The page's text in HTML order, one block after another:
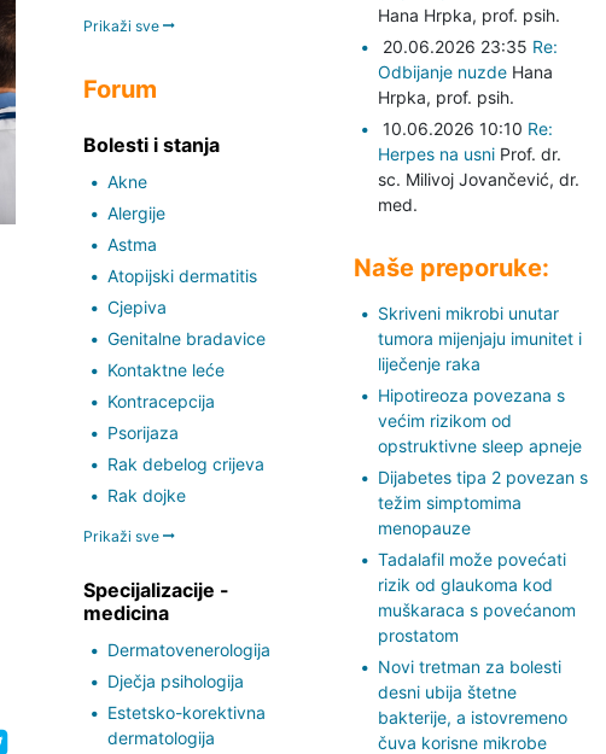
Prikaži sve
Forum
Bolesti i stanja
Akne
Alergije
Astma
Atopijski dermatitis
Cjepiva
Genitalne bradavice
Kontaktne leće
Kontracepcija
Psorijaza
Rak debelog crijeva
Rak dojke
Prikaži sve
Specijalizacije -
medicina
Dermatovenerologija
Dječja psihologija
Estetsko-korektivna
dermatologija
Hana Hrpka, prof. psih.
20.06.2026 23:35 Re:
Odbijanje nuzde Hana
Hrpka, prof. psih.
10.06.2026 10:10 Re:
Herpes na usni Prof. dr.
sc. Milivoj Jovančević, dr.
med.
Naše preporuke:
Skriveni mikrobi unutar
tumora mijenjaju imunitet i
liječenje raka
Hipotireoza povezana s
većim rizikom od
opstruktivne sleep apneje
Dijabetes tipa 2 povezan s
težim simptomima
menopauze
Tadalafil može povećati
rizik od glaukoma kod
muškaraca s povećanom
prostatom
Novi tretman za bolesti
desni ubija štetne
bakterije, a istovremeno
čuva korisne mikrobe